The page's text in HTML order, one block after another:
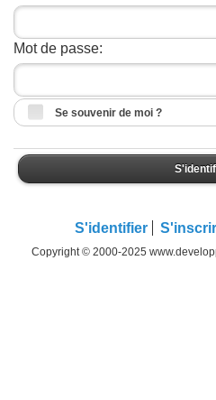
Mot de passe:
Se souvenir de moi ?
S'identifier
Copyright © 2000-2025